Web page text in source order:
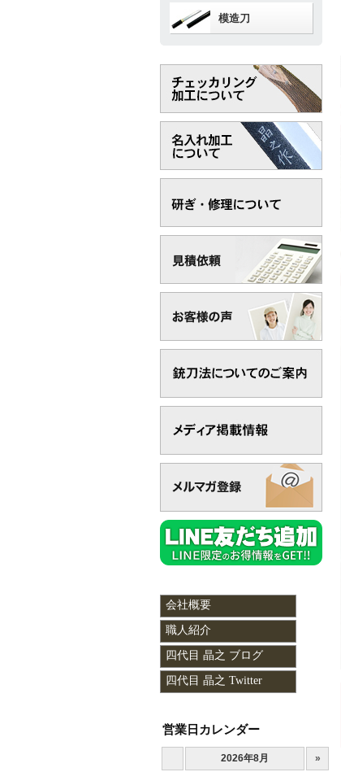
模造刀
会社概要
職人紹介
四代目 晶之 ブログ
四代目 晶之 Twitter
営業日カレンダー